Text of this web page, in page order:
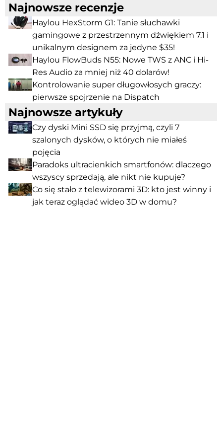
Najnowsze recenzje
Haylou HexStorm G1: Tanie słuchawki
gamingowe z przestrzennym dźwiękiem 7.1 i
unikalnym designem za jedyne $35!
Haylou FlowBuds N55: Nowe TWS z ANC i Hi-
Res Audio za mniej niż 40 dolarów!
Kontrolowanie super długowłosych graczy:
pierwsze spojrzenie na Dispatch
Najnowsze artykuły
Czy dyski Mini SSD się przyjmą, czyli 7
szalonych dysków, o których nie miałeś
pojęcia
Paradoks ultracienkich smartfonów: dlaczego
wszyscy sprzedają, ale nikt nie kupuje?
Co się stało z telewizorami 3D: kto jest winny i
jak teraz oglądać wideo 3D w domu?